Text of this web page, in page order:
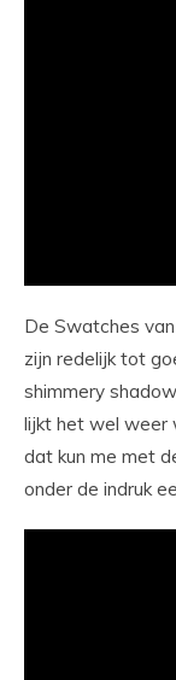
De Swatches
zijn redelijk tot
shimmery
lijkt het wel weer
dat kun me met
onder de indruk